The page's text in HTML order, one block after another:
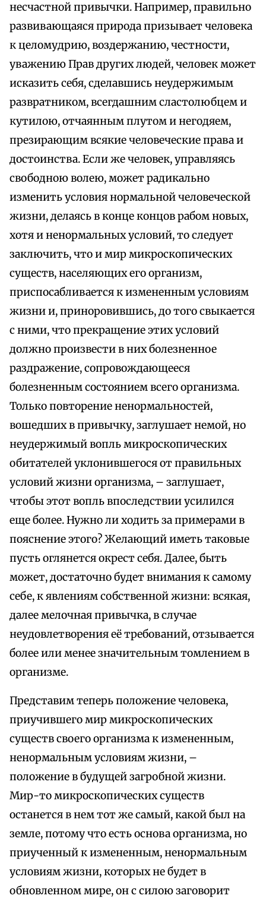
несчастной привычки. Например, правильно
развивающаяся природа призывает человека
к целомудрию, воздержанию, честности,
уважению Прав других людей, человек может
исказить себя, сделавшись неудержимым
развратником, всегдашним сластолюбцем и
кутилою, отчаянным плутом и негодяем,
презирающим всякие человеческие права и
достоинства. Если же человек, управляясь
свободною волею, может радикально
изменить условия нормальной человеческой
жизни, делаясь в конце концов рабом новых,
хотя и ненормальных условий, то следует
заключить, что и мир микроскопических
существ, населяющих его организм,
приспосабливается к измененным условиям
жизни и, приноровившись, до того свыкается
с ними, что прекращение этих условий
должно произвести в них болезненное
раздражение, сопровождающееся
болезненным состоянием всего организма.
Только повторение ненормальностей,
вошедших в привычку, заглушает немой, но
неудержимый вопль микроскопических
обитателей уклонившегося от правильных
условий жизни организма, – заглушает,
чтобы этот вопль впоследствии усилился
еще более. Нужно ли ходить за примерами в
пояснение этого? Желающий иметь таковые
пусть оглянется окрест себя. Далее, быть
может, достаточно будет внимания к самому
себе, к явлениям собственной жизни: всякая,
далее мелочная привычка, в случае
неудовлетворения её требований, отзывается
более или менее значительным томлением в
организме.
Представим теперь положение человека,
приучившего мир микроскопических
существ своего организма к измененным,
ненормальным условиям жизни, –
положение в будущей загробной жизни.
Мир-то микроскопических существ
останется в нем тот же самый, какой был на
земле, потому что есть основа организма, но
приученный к измененным, ненормальным
условиям жизни, которых не будет в
обновленном мире, он с силою заговорит